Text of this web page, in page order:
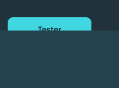
Tester